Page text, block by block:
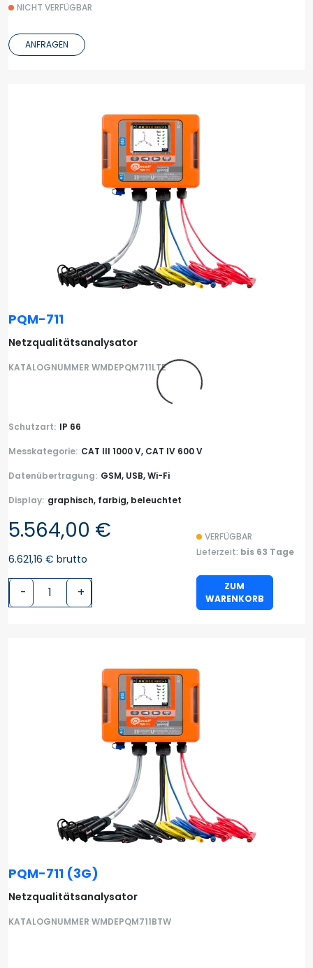
NICHT VERFÜGBAR
ANFRAGEN
PQM-711
Netzqualitätsanalysator
KATALOGNUMMER WMDEPQM711LTE
Schutzart: IP 66
Messkategorie: CAT III 1000 V, CAT IV 600 V
Datenübertragung: GSM, USB, Wi-Fi
Display: graphisch, farbig, beleuchtet
5.564,00 €
6.621,16 € brutto
- +
VERFÜGBAR
Lieferzeit: bis 63 Tage
ZUM
WARENKORB
PQM-711 (3G)
Netzqualitätsanalysator
KATALOGNUMMER WMDEPQM711BTW